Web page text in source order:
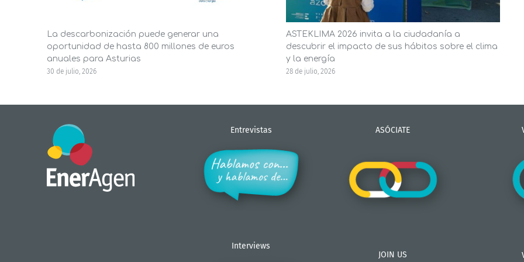
La descarbonización puede generar una
oportunidad de hasta 800 millones de euros
anuales para Asturias
30 de julio, 2026
ASTEKLIMA 2026 invita a la ciudadanía a
descubrir el impacto de sus hábitos sobre el clima
y la energía
28 de julio, 2026
Entrevistas
Interviews
ASÓCIATE
JOIN US